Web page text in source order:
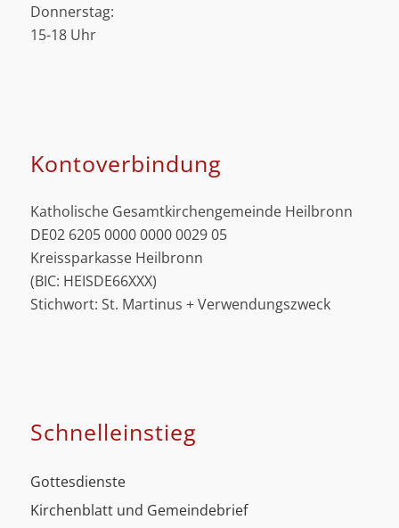
Donnerstag:
15-18 Uhr
Kontoverbindung
Katholische Gesamtkirchengemeinde Heilbronn
DE02 6205 0000 0000 0029 05
Kreissparkasse Heilbronn
(BIC: HEISDE66XXX)
Stichwort: St. Martinus + Verwendungszweck
Schnell­einstieg
Gottesdienste
Kirchenblatt und Gemeindebrief